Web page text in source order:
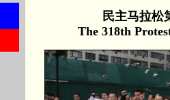
民主马拉松
The 318th